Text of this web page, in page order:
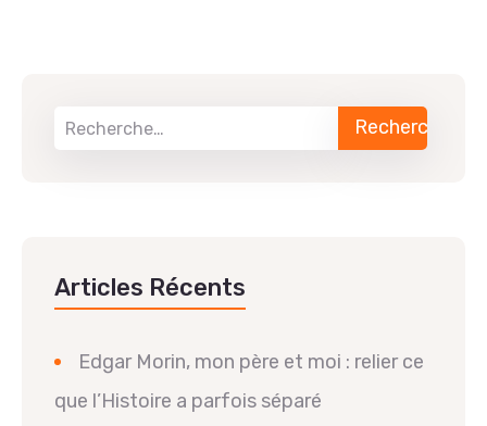
Articles Récents
Edgar Morin, mon père et moi : relier ce
que l’Histoire a parfois séparé